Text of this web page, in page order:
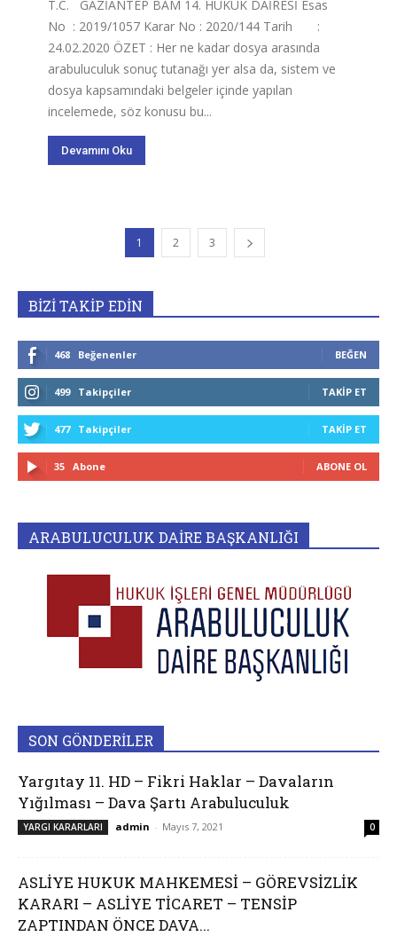
T.C. GAZİANTEP BAM 14. HUKUK DAİRESİ Esas
No : 2019/1057 Karar No : 2020/144 Tarih :
24.02.2020 ÖZET : Her ne kadar dosya arasında
arabuluculuk sonuç tutanağı yer alsa da, sistem ve
dosya kapsamındaki belgeler içinde yapılan
incelemede, söz konusu bu...
Devamını Oku
1 2 3
BİZİ TAKİP EDİN
468 Beğenenler BEĞEN
499 Takipçiler TAKIP ET
477 Takipçiler TAKIP ET
35 Abone ABONE OL
ARABULUCULUK DAİRE BAŞKANLIĞI
SON GÖNDERİLER
Yargıtay 11. HD – Fikri Haklar – Davaların
Yığılması – Dava Şartı Arabuluculuk
YARGI KARARLARI admin - Mayıs 7, 2021 0
ASLİYE HUKUK MAHKEMESİ – GÖREVSİZLİK
KARARI – ASLİYE TİCARET – TENSİP
ZAPTINDAN ÖNCE DAVA...